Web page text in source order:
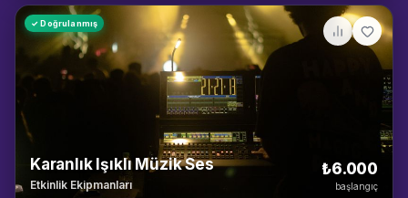
✓ Doğrulanmış
Karanlık Işıklı Müzik Ses
Etkinlik Ekipmanları
₺6.000
başlangıç